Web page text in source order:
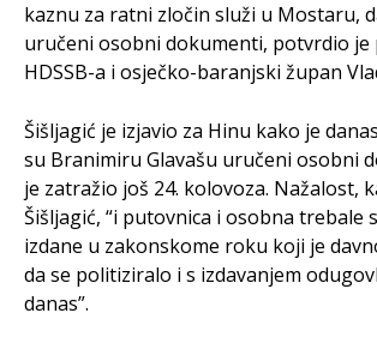
kaznu za ratni zločin služi u Mostaru,
uručeni osobni dokumenti, potvrdio je
HDSSB-a i osječko-baranjski župan
Šišljagić je izjavio za Hinu kako je
su Branimiru Glavašu uručeni osobni
je zatražio još 24. kolovoza. Nažalost,
Šišljagić, “i putovnica i osobna trebale
izdane u zakonskome roku koji je
da se politiziralo i s izdavanjem
danas”.